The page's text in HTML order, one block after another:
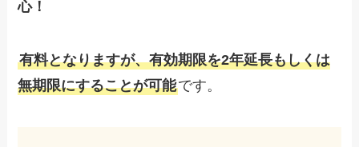
心！
有料となりますが、有効期限を2年延長もしくは
無期限にすることが可能です。